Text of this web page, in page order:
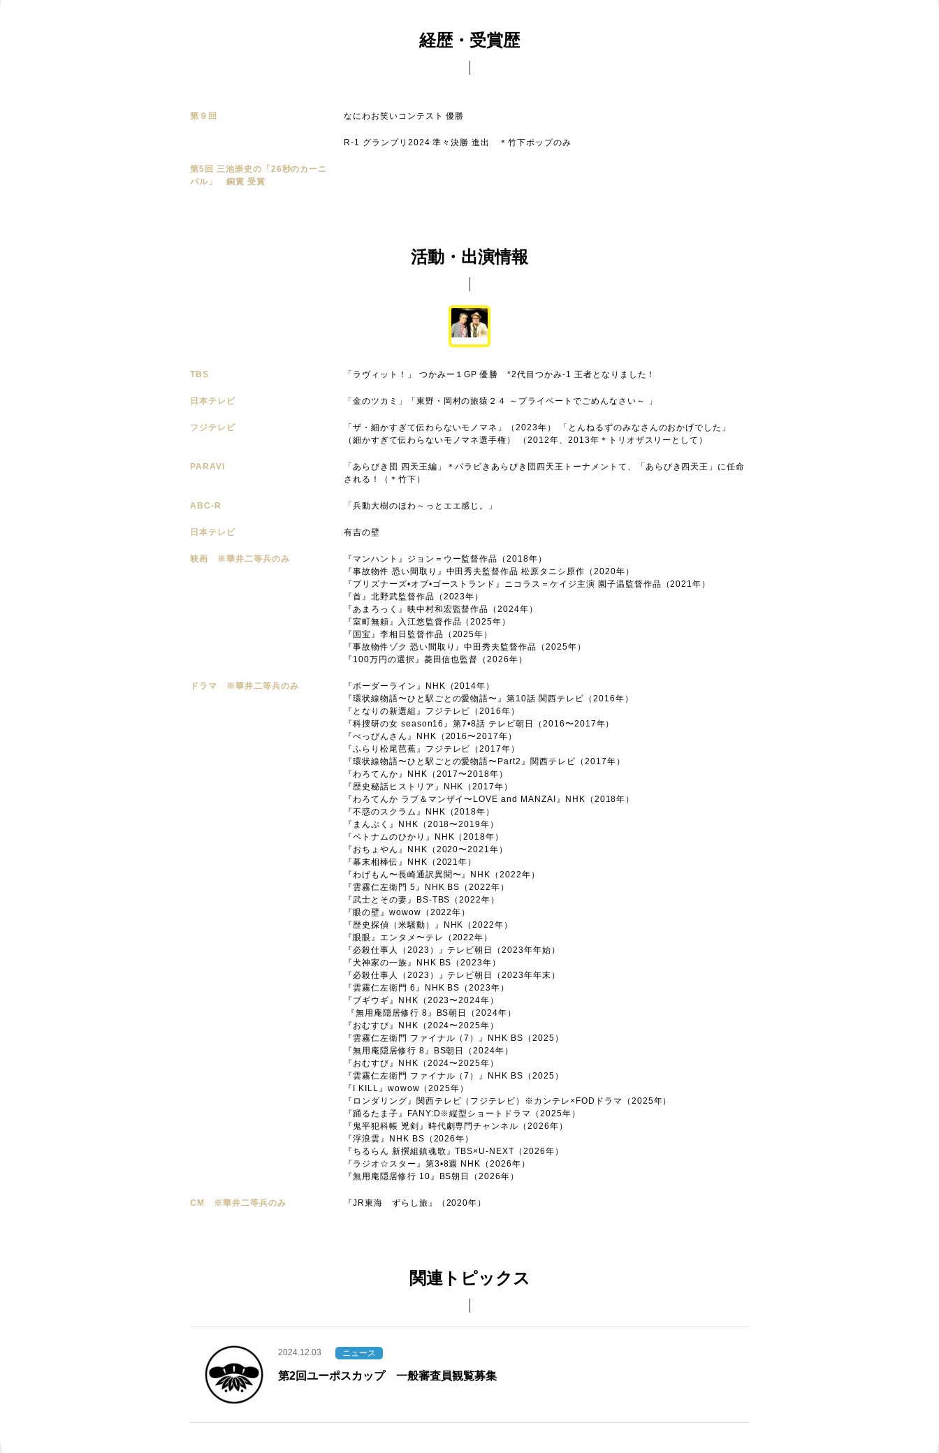
経歴・受賞歴
第９回 なにわお笑いコンテスト 優勝
R-1 グランプリ2024 準々決勝 進出 ＊竹下ポップのみ
第5回 三池崇史の「26秒のカーニ
バル」 銅賞 受賞
活動・出演情報
TBS 「ラヴィット！」 つかみー１GP 優勝 *2代目つかみ-1 王者となりました！
日本テレビ 「金のツカミ」「東野・岡村の旅猿２４ ～プライベートでごめんなさい～ 」
フジテレビ
「ザ・細かすぎて伝わらないモノマネ」（2023年） 「とんねるずのみなさんのおかげでした」
（細かすぎて伝わらないモノマネ選手権） （2012年、2013年＊トリオザスリーとして）
PARAVI
「あらびき団 四天王編」＊パラビきあらびき団四天王トーナメントて、「あらびき四天王」に任命
される！（＊竹下）
ABC-R 「兵動大樹のほわ～っとエエ感じ。」
日本テレビ 有吉の壁
映画 ※華井二等兵のみ
『マンハント』ジョン＝ウー監督作品（2018年）
『事故物件 恐い間取り』中田秀夫監督作品 松原タニシ原作（2020年）
『プリズナーズ•オブ•ゴーストランド』ニコラス＝ケイジ主演 園子温監督作品（2021年）
『首』北野武監督作品（2023年）
『あまろっく』映中村和宏監督作品（2024年）
『室町無頼』入江悠監督作品（2025年）
『国宝』李相日監督作品（2025年）
『事故物件ゾク 恐い間取り』中田秀夫監督作品（2025年）
『100万円の選択』菱田信也監督（2026年）
ドラマ ※華井二等兵のみ
『ボーダーライン』NHK（2014年）
『環状線物語〜ひと駅ごとの愛物語〜』第10話 関西テレビ（2016年）
『となりの新選組』フジテレビ（2016年）
『科捜研の女 season16』第7•8話 テレビ朝日（2016〜2017年）
『べっぴんさん』NHK（2016〜2017年）
『ふらり松尾芭蕉』フジテレビ（2017年）
『環状線物語〜ひと駅ごとの愛物語〜Part2』関西テレビ（2017年）
『わろてんか』NHK（2017〜2018年）
『歴史秘話ヒストリア』NHK（2017年）
『わろてんか ラブ＆マンザイ〜LOVE and MANZAI』NHK（2018年）
『不惑のスクラム』NHK（2018年）
『まんぷく』NHK（2018〜2019年）
『ベトナムのひかり』NHK（2018年）
『おちょやん』NHK（2020〜2021年）
『幕末相棒伝』NHK（2021年）
『わげもん〜長崎通訳異聞〜』NHK（2022年）
『雲霧仁左衛門 5』NHK BS（2022年）
『武士とその妻』BS-TBS（2022年）
『眼の壁』wowow（2022年）
『歴史探偵（米騒動）』NHK（2022年）
『眼眼』エンタメ〜テレ（2022年）
『必殺仕事人（2023）』テレビ朝日（2023年年始）
『犬神家の一族』NHK BS（2023年）
『必殺仕事人（2023）』テレビ朝日（2023年年末）
『雲霧仁左衛門 6』NHK BS（2023年）
『ブギウギ』NHK（2023〜2024年）
『無用庵隠居修行 8』BS朝日（2024年）
『おむすび』NHK（2024〜2025年）
『雲霧仁左衛門 ファイナル（7）』NHK BS（2025）
『無用庵隠居修行 8』BS朝日（2024年）
『おむすび』NHK（2024〜2025年）
『雲霧仁左衛門 ファイナル（7）』NHK BS（2025）
『I KILL』wowow（2025年）
『ロンダリング』関西テレビ（フジテレビ）※カンテレ×FODドラマ（2025年）
『踊るたま子』FANY:D※縦型ショートドラマ（2025年）
『鬼平犯科帳 兇剣』時代劇専門チャンネル（2026年）
『浮浪雲』NHK BS（2026年）
『ちるらん 新撰組鎮魂歌』TBS×U-NEXT（2026年）
『ラジオ☆︎スター』第3•8週 NHK（2026年）
『無用庵隠居修行 10』BS朝日（2026年）
CM ※華井二等兵のみ 『JR東海 ずらし旅』（2020年）
関連トピックス
2024.12.03 ニュース
第2回ユーポスカップ 一般審査員観覧募集